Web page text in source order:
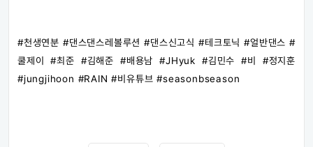
#천생연분​ #댄스댄스레볼루션​ #댄스신고식​ #테크토닉​ #얼반댄스​ #
쿨제이​ #최준​ #김해준​ #배용남​ #JHyuk​ #김민수​ #비​ #정지훈​
#jungjihoon​ #RAIN​ #비유튜브​ #seasonbseason